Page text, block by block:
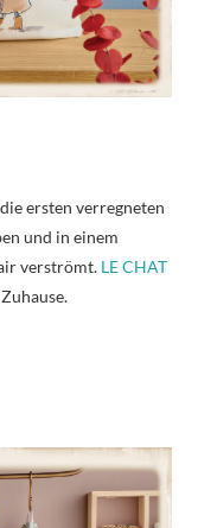
ersten verregneten
und in einem
verströmt. LE CHAT